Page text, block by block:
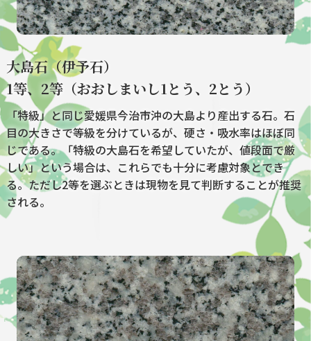
大島石（伊予石）
1等、2等（おおしまいし1とう、2とう）
「特級」と同じ愛媛県今治市沖の大島より産出する石。石
目の大きさで等級を分けているが、硬さ・吸水率はほぼ同
じである。「特級の大島石を希望していたが、値段面で厳
しい」という場合は、これらでも十分に考慮対象とでき
る。ただし2等を選ぶときは現物を見て判断することが推奨
される。